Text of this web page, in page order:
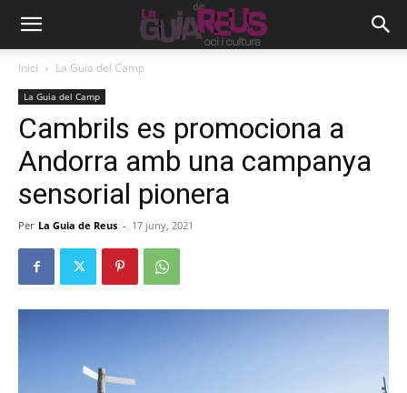
Inici La Guia del Camp
La Guia del Camp
Cambrils es promociona a
Andorra amb una campanya
sensorial pionera
Per La Guia de Reus - 17 juny, 2021